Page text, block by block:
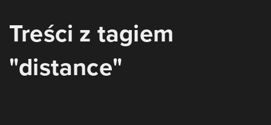
Treści z tagiem
"distance"